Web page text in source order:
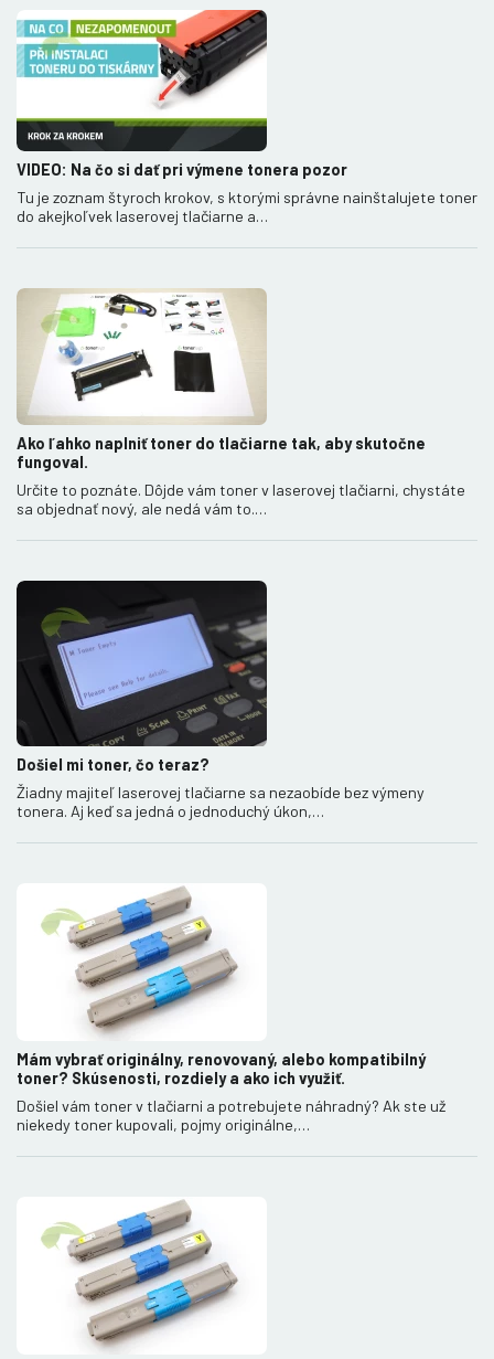
VIDEO: Na čo si dať pri výmene tonera pozor
Tu je zoznam štyroch krokov, s ktorými správne nainštalujete toner
do akejkoľvek laserovej tlačiarne a…
Ako ľahko naplniť toner do tlačiarne tak, aby skutočne
fungoval.
Určite to poznáte. Dôjde vám toner v laserovej tlačiarni, chystáte
sa objednať nový, ale nedá vám to.…
Došiel mi toner, čo teraz?
Žiadny majiteľ laserovej tlačiarne sa nezaobíde bez výmeny
tonera. Aj keď sa jedná o jednoduchý úkon,…
Mám vybrať originálny, renovovaný, alebo kompatibilný
toner? Skúsenosti, rozdiely a ako ich využiť.
Došiel vám toner v tlačiarni a potrebujete náhradný? Ak ste už
niekedy toner kupovali, pojmy originálne,…